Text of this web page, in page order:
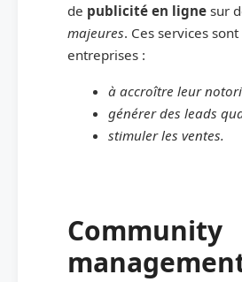
de publicité en ligne sur
majeures. Ces services
entreprises :
à accroître leur
générer des leads
stimuler les ventes.
Community